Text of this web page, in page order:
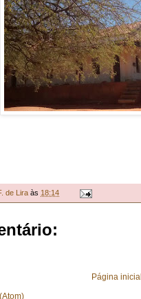
de Lira às 18:14
Página inicial